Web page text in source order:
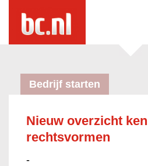
Bedrijf starten
Nieuw overzicht
rechtsvormen
-